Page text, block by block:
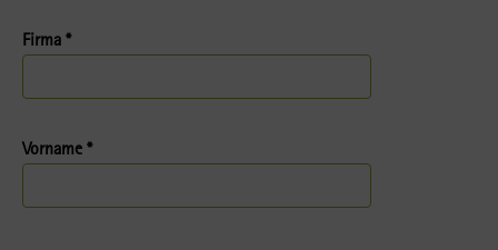
Firma *
Vorname *